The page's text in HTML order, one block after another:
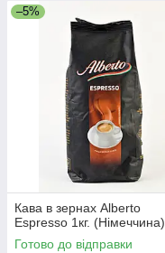
–5%
Кава в зернах Alberto
Espresso 1кг. (Німеччина)
Готово до відправки